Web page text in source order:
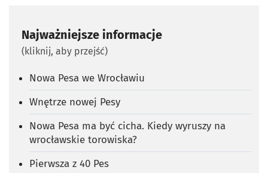
Najważniejsze informacje
(kliknij, aby przejść)
Nowa Pesa we Wrocławiu
Wnętrze nowej Pesy
Nowa Pesa ma być cicha. Kiedy wyruszy na
wrocławskie torowiska?
Pierwsza z 40 Pes